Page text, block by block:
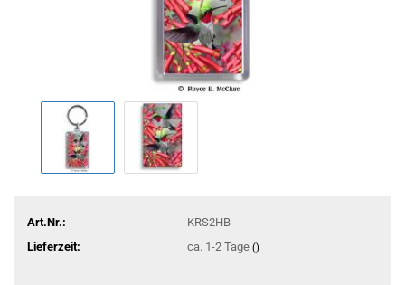
Art.Nr.:
KRS2HB
Lieferzeit:
ca. 1-2 Tage ()